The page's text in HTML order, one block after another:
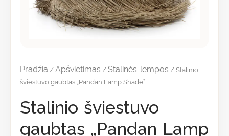
Pradžia /Apšvietimas /Stalinės lempos / Stalinio
šviestuvo gaubtas „Pandan Lamp Shade”
Stalinio šviestuvo
gaubtas „Pandan Lamp